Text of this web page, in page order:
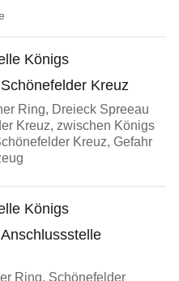
Königs
Schönefelder Kreuz
Ring, Dreieck Spreeau
Kreuz, zwischen Königs
Kreuz, Gefahr
Königs
Anschlussstelle
Ring, Schönefelder